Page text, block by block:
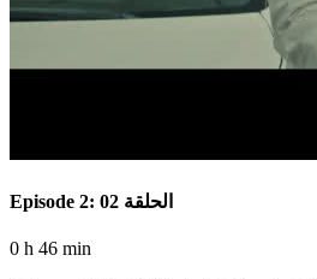
Episode 2: الحلقة 02
0 h 46 min